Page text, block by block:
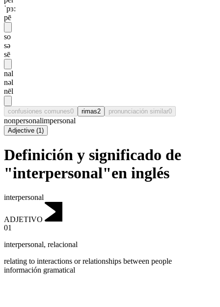
ˈpɜ:
pē
so
sə
sē
nal
nəl
nēl
confusiones comunes0 rimas2 pronunciación similar0
nonpersonalimpersonal
Adjective (1)
Definición y significado de
"interpersonal"en inglés
interpersonal
ADJETIVO
01
interpersonal, relacional
relating to interactions or relationships between people
información gramatical